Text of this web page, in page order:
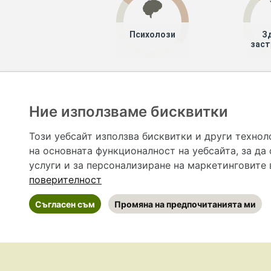
Психолози
предназначена да служи само и единствено за
допълване на данните и за коригиране на
Ние използваме бисквитки
Този уебсайт използва бисквитки и други
на основната функционалност на уебсайта, за да
услуги и за персонализиране на
поверителност
Съгласен съм Промяна на предпочитанията ми